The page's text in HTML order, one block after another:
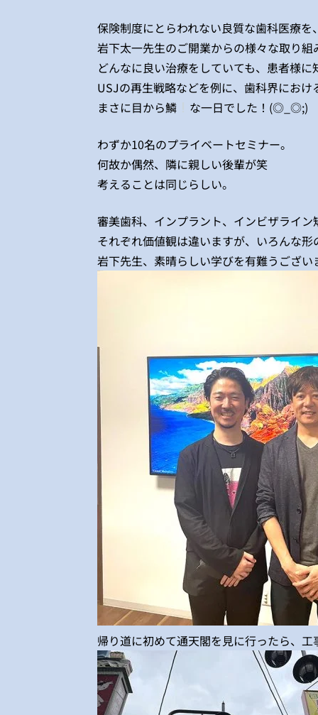
保険制度にとらわれない良質な歯科医療
岩下太一先生のご開業からの様々な取り
どんなに良い治療をしていても、患者様
USJの再生戦略などを例に、歯科界にお
まさに目から鱗
な一日でした！(◎_◎;)
わずか10名のプライベートセミナー。
何故か偶然、隣に親しい後輩が笑
考えることは同じらしい。
審美歯科、インプラント、インビザライ
それぞれ価値観は違いますが、いろんな
岩下先生、素晴らしい学びを有難うござい
帰り道に初めて通天閣を見に行ったら、